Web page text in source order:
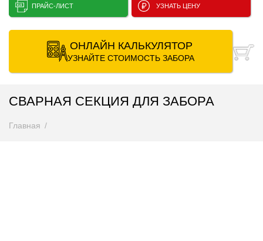
ПРАЙС-ЛИСТ УЗНАТЬ ЦЕНУ
ОНЛАЙН КАЛЬКУЛЯТОР
УЗНАЙТЕ СТОИМОСТЬ ЗАБОРА
СВАРНАЯ СЕКЦИЯ ДЛЯ ЗАБОРА
Главная